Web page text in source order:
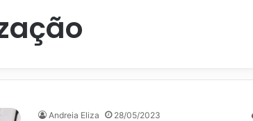
Andreia Eliza 28/05/2023